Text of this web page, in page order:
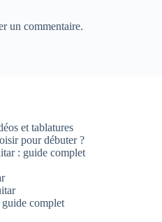
un commentaire.
et tablatures
pour débuter ?
: guide complet
complet